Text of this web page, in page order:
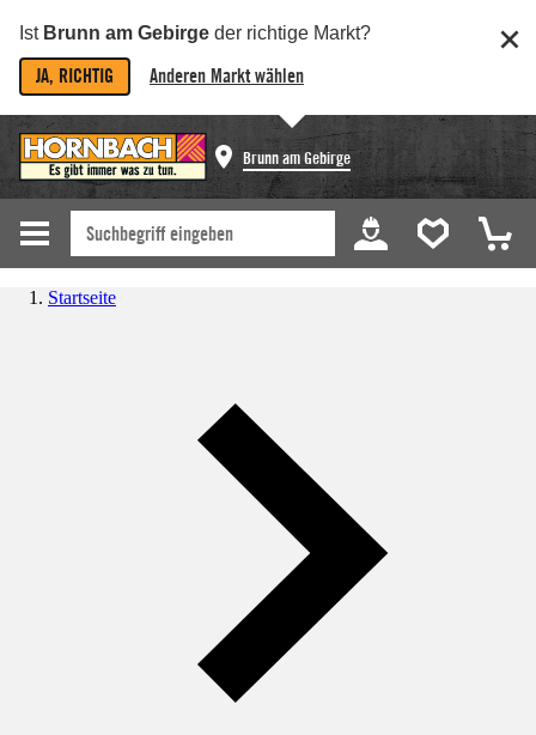
Ist Brunn am Gebirge der richtige Markt?
JA, RICHTIG Anderen Markt wählen
Brunn am Gebirge
Startseite